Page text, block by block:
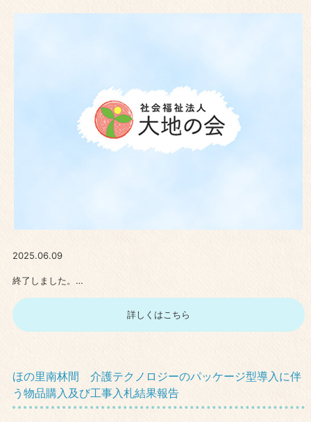
2025.06.09
終了しました。…
詳しくはこちら
ほの里南林間 介護テクノロジーのパッケージ型導入に伴
う物品購入及び工事入札結果報告